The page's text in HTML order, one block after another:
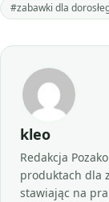
#zabawki dla
kleo
Redakcja
produktach dla
stawiając na